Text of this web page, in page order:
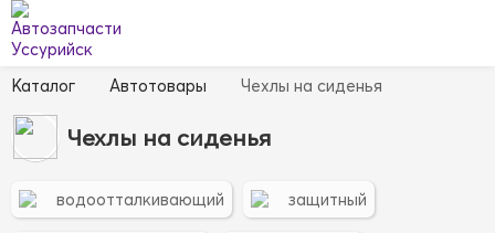
Каталог Автотовары Чехлы на сиденья
Чехлы на сиденья
водоотталкивающий защитный